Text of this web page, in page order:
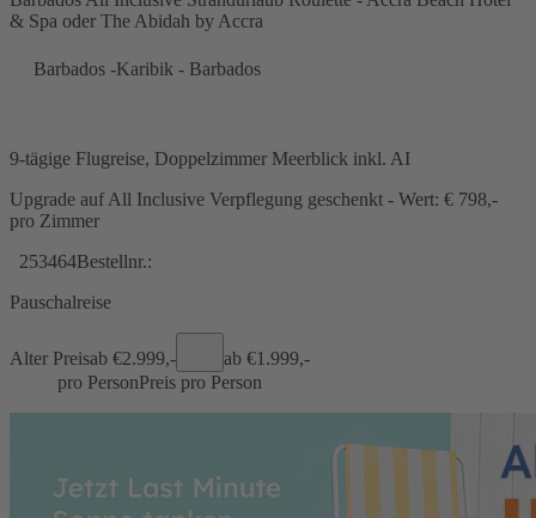
& Spa oder The Abidah by Accra
Barbados -Karibik - Barbados
9-tägige Flugreise, Doppelzimmer Meerblick inkl. AI
Upgrade auf All Inclusive Verpflegung geschenkt - Wert: € 798,-
pro Zimmer
253464Bestellnr.:
Pauschalreise
Alter Preisab €2.999,- ab €1.999,-
pro PersonPreis pro Person